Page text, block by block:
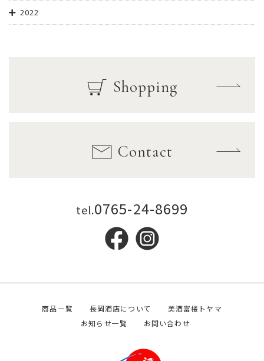
2022
Shopping
Contact
tel.0765-24-8699
商品一覧 長岡酒店について
美酒富楼トヤマ
お知らせ一覧
お問い合わせ